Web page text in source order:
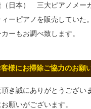
（日本） 三大ピアノメー
ーピアノを販売していた。
ーもお調べ致します。
客様にお掃除ご協力のお願い
き誠にありがとうござい
願いがございます。